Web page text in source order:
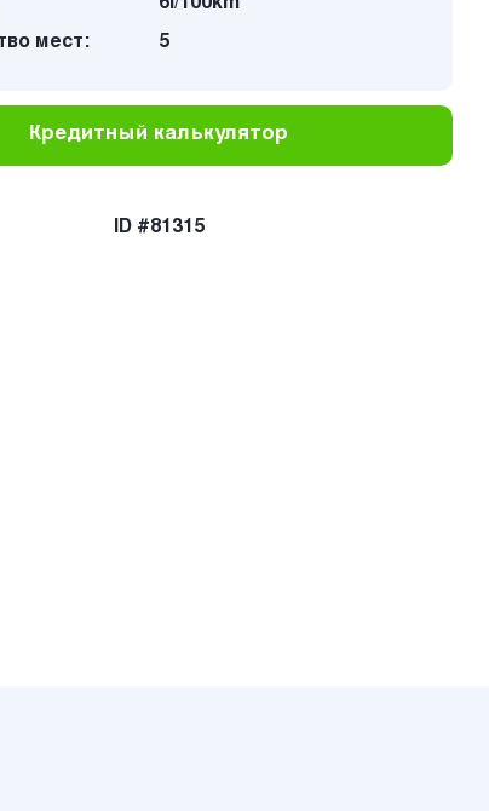
мест:
5
Кредитный калькулятор
ID #81315